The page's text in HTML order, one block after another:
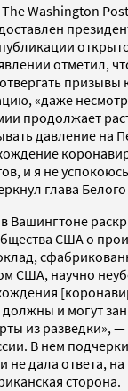
The Washington
отметил,
призывы
«даже
продолжает
давление на
и я не
глава
Вашингтоне
США о
США, научно
и могут
из разведки», —
В нем
не дала ответа,
сторона.